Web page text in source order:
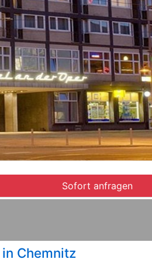
Sofort anfragen
Chemnitz